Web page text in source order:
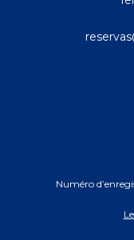
Numéro